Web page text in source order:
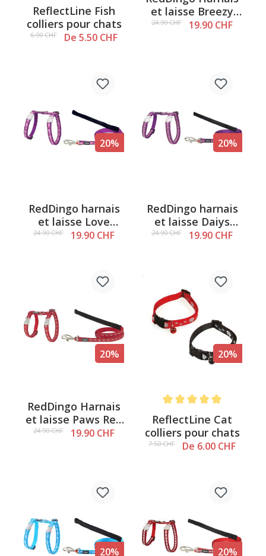
Note moyenne de 4 sur 5 étoiles
ReflectLine Fish
colliers pour chats
6.90 CHF De 5.50 CHF
et laisse Breezy
Love orange - XS
24.90 CHF 19.90 CHF
20%
RedDingo harnais
et laisse Love
Violet - XS
24.90 CHF 19.90 CHF
20%
RedDingo harnais
et laisse Daiys
Chain Violet - XS
24.90 CHF 19.90 CHF
20%
RedDingo Harnais
et laisse Paws Red
- XS
24.90 CHF 19.90 CHF
20%
ReflectLine Cat
colliers pour chats
7.50 CHF De 6.00 CHF
20% 20%